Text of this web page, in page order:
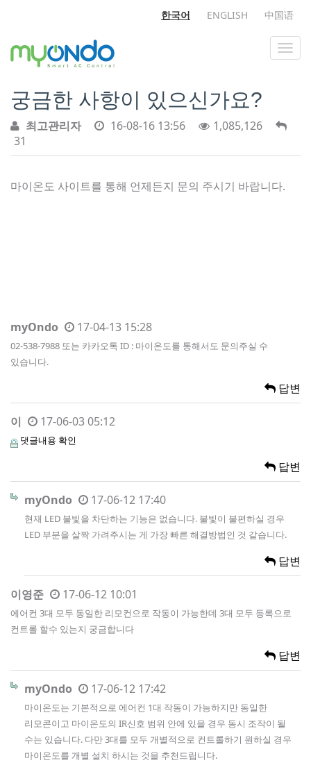
한국어 ENGLISH 中国语
궁금한 사항이 있으신가요?
최고관리자 16-08-16 13:56
1,085,126
31
마이온도 사이트를 통해 언제든지 문의 주시기 바랍니다.
myOndo 17-04-13 15:28
02-538-7988 또는 카카오톡 ID : 마이온도를 통해서도 문의주실 수
있습니다.
답변
이 17-06-03 05:12
댓글내용 확인
답변
myOndo 17-06-12 17:40
현재 LED 불빛을 차단하는 기능은 없습니다. 불빛이 불편하실 경우
LED 부분을 살짝 가려주시는 게 가장 빠른 해결방법인 것 같습니다.
답변
이영준 17-06-12 10:01
에어컨 3대 모두 동일한 리모컨으로 작동이 가능한데 3대 모두 등록으로
컨트롤 할수 있는지 궁금합니다
답변
myOndo 17-06-12 17:42
마이온도는 기본적으로 에어컨 1대 작동이 가능하지만 동일한
리모콘이고 마이온도의 IR신호 범위 안에 있을 경우 동시 조작이 될
수는 있습니다. 다만 3대를 모두 개별적으로 컨트롤하기 원하실 경우
마이온도를 개별 설치 하시는 것을 추천드립니다.